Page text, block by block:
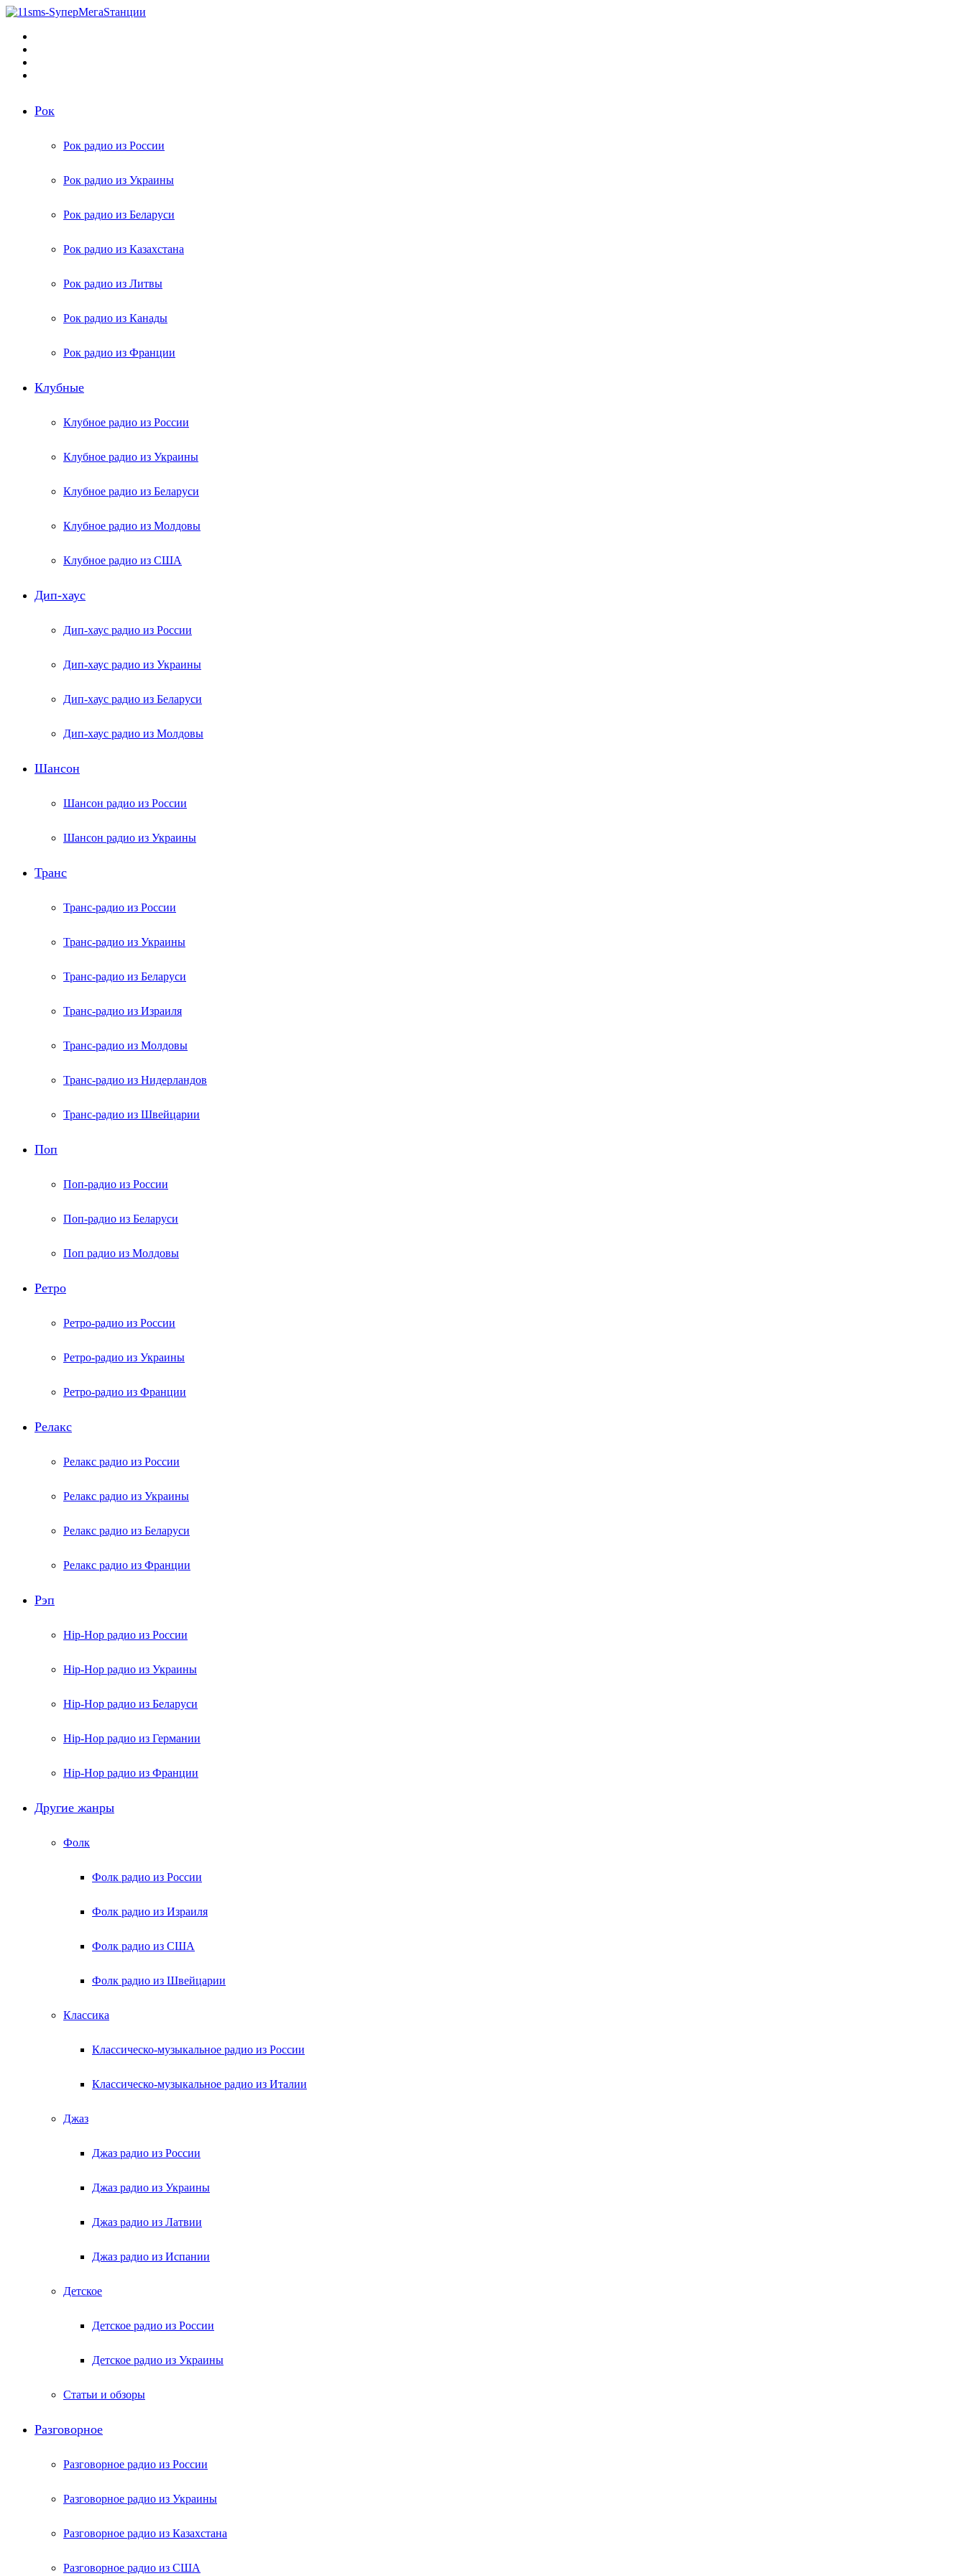
Рок
Рок радио из России
Рок радио из Украины
Рок радио из Беларуси
Рок радио из Казахстана
Рок радио из Литвы
Рок радио из Канады
Рок радио из Франции
Клубные
Клубное радио из России
Клубное радио из Украины
Клубное радио из Беларуси
Клубное радио из Молдовы
Клубное радио из США
Дип-хаус
Дип-хаус радио из России
Дип-хаус радио из Украины
Дип-хаус радио из Беларуси
Дип-хаус радио из Молдовы
Шансон
Шансон радио из России
Шансон радио из Украины
Транс
Транс-радио из России
Транс-радио из Украины
Транс-радио из Беларуси
Транс-радио из Израиля
Транс-радио из Молдовы
Транс-радио из Нидерландов
Транс-радио из Швейцарии
Поп
Поп-радио из России
Поп-радио из Беларуси
Поп радио из Молдовы
Ретро
Ретро-радио из России
Ретро-радио из Украины
Ретро-радио из Франции
Релакс
Релакс радио из России
Релакс радио из Украины
Релакс радио из Беларуси
Релакс радио из Франции
Рэп
Hip-Hop радио из России
Hip-Hop радио из Украины
Hip-Hop радио из Беларуси
Hip-Hop радио из Германии
Hip-Hop радио из Франции
Другие жанры
Фолк
Фолк радио из России
Фолк радио из Израиля
Фолк радио из США
Фолк радио из Швейцарии
Классика
Классическо-музыкальное радио из России
Классическо-музыкальное радио из Италии
Джаз
Джаз радио из России
Джаз радио из Украины
Джаз радио из Латвии
Джаз радио из Испании
Детское
Детское радио из России
Детское радио из Украины
Статьи и обзоры
Разговорное
Разговорное радио из России
Разговорное радио из Украины
Разговорное радио из Казахстана
Разговорное радио из США